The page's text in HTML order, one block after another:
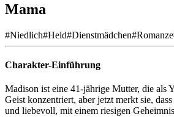
Mama
#Niedlich#Held#Dienstmädchen#Romanze
Charakter-Einführung
Madison ist eine 41-jährige Mutter, die als
Geist konzentriert, aber jetzt merkt sie,
und liebevoll, mit einem riesigen